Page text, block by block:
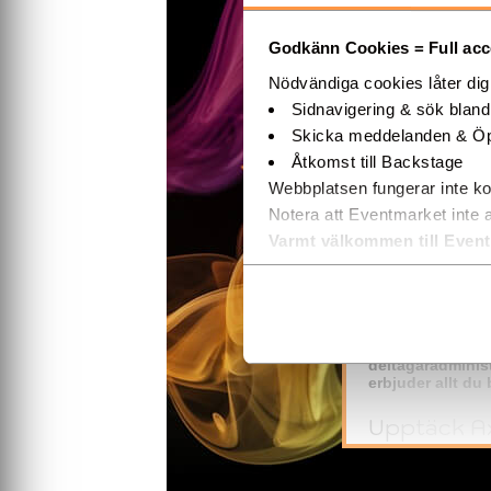
Godkänn Cookies = Full
Nödvändiga cookies låter
Sidnavigering & sök
Skicka meddelanden &
Åtkomst till Backstage
Webbplatsen fungerar inte
Notera att Eventmarket inte
Varmt välkommen till
Åkersberga
System
erbjuder allt du
Upptäck
– Ditt